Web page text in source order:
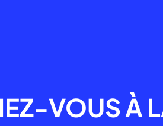
VOUS À